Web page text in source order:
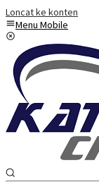
Loncat ke konten
Menu Mobile